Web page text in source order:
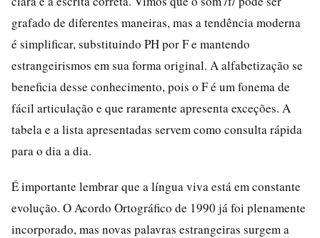
grafado de diferentes maneiras, mas a tendência moderna
é simplificar, substituindo PH por F e mantendo
estrangeirismos em sua forma original. A alfabetização se
beneficia desse conhecimento, pois o F é um fonema de
fácil articulação e que raramente apresenta exceções. A
tabela e a lista apresentadas servem como consulta rápida
para o dia a dia.
É importante lembrar que a língua viva está em constante
evolução. O Acordo Ortográfico de 1990 já foi plenamente
incorporado, mas novas palavras estrangeiras surgem a